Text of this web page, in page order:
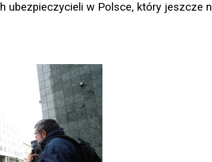
ubezpieczycieli w Polsce, który jeszcze